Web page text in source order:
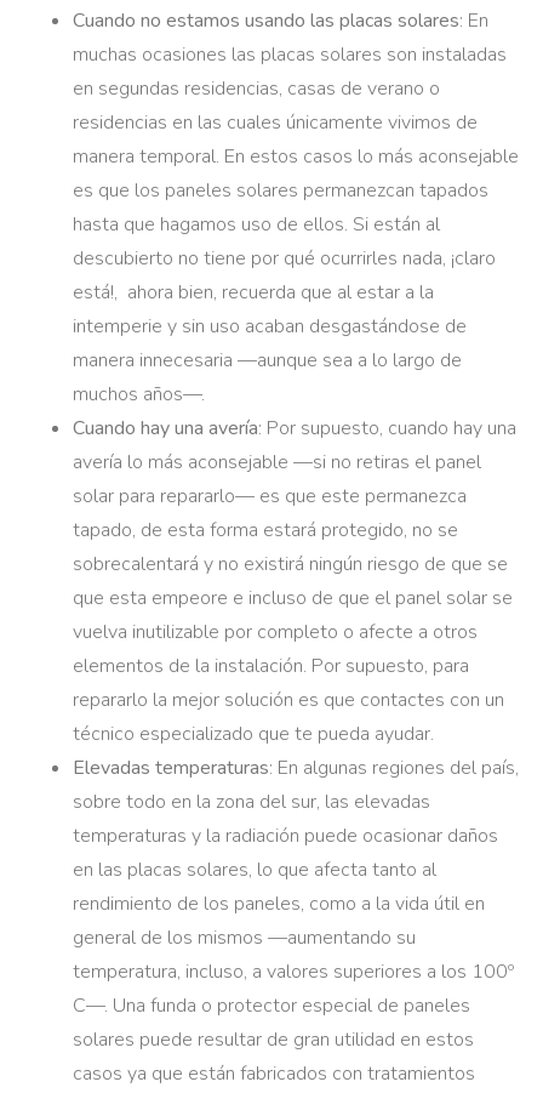
Cuando no estamos usando las placas solares: En
muchas ocasiones las placas solares son instaladas
en segundas residencias, casas de verano o
residencias en las cuales únicamente vivimos de
manera temporal. En estos casos lo más aconsejable
es que los paneles solares permanezcan tapados
hasta que hagamos uso de ellos. Si están al
descubierto no tiene por qué ocurrirles nada, ¡claro
está!, ahora bien, recuerda que al estar a la
intemperie y sin uso acaban desgastándose de
manera innecesaria —aunque sea a lo largo de
muchos años—.
Cuando hay una avería: Por supuesto, cuando hay una
avería lo más aconsejable —si no retiras el panel
solar para repararlo— es que este permanezca
tapado, de esta forma estará protegido, no se
sobrecalentará y no existirá ningún riesgo de que se
que esta empeore e incluso de que el panel solar se
vuelva inutilizable por completo o afecte a otros
elementos de la instalación. Por supuesto, para
repararlo la mejor solución es que contactes con un
técnico especializado que te pueda ayudar.
Elevadas temperaturas: En algunas regiones del país,
sobre todo en la zona del sur, las elevadas
temperaturas y la radiación puede ocasionar daños
en las placas solares, lo que afecta tanto al
rendimiento de los paneles, como a la vida útil en
general de los mismos —aumentando su
temperatura, incluso, a valores superiores a los 100º
C—. Una funda o protector especial de paneles
solares puede resultar de gran utilidad en estos
casos ya que están fabricados con tratamientos